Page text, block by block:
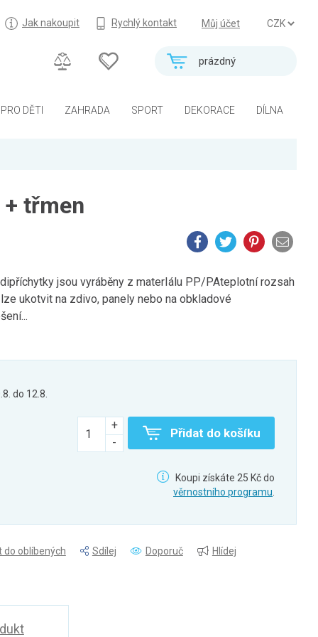
Můj účet
Jak nakoupit Rychlý kontakt
prázdný
PRO DĚTI ZAHRADA SPORT DEKORACE DÍLNA
třmen
jsou vyráběny z materIálu PP/PAteplotní rozsah
ukotvit na zdivo, panely nebo na obkladové
do 12.8.
Přidat do košíku
Koupi získáte 25 Kč do
věrnostního programu
do oblíbených Sdílej Doporuč
Hlídej